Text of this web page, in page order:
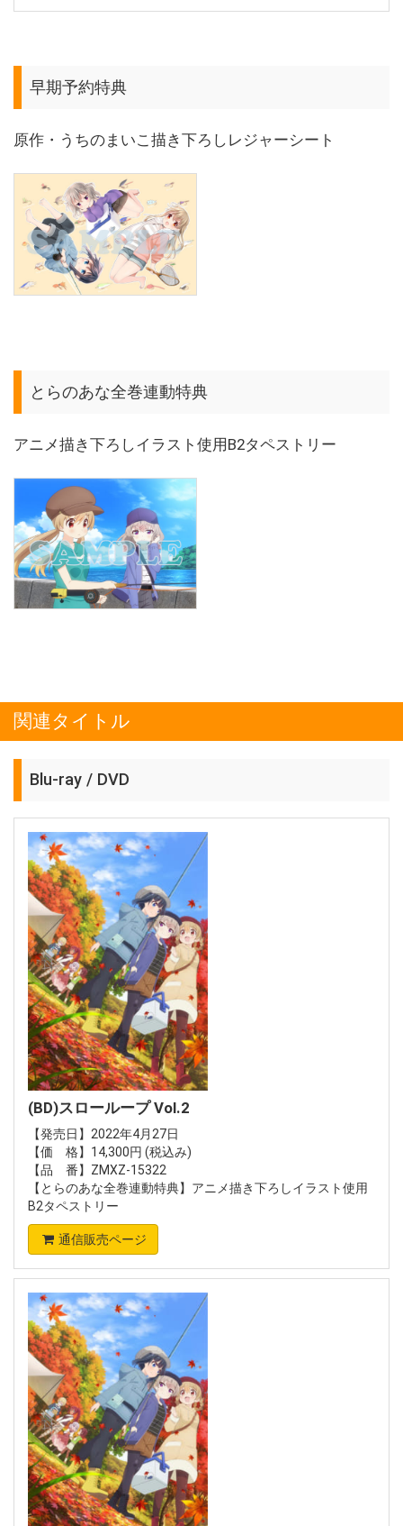
早期予約特典
原作・うちのまいこ描き下ろしレジャーシート
とらのあな全巻連動特典
アニメ描き下ろしイラスト使用B2タペストリー
関連タイトル
Blu-ray / DVD
(BD)スローループ Vol.2
【発売日】2022年4月27日
【価 格】14,300円 (税込み)
【品 番】ZMXZ-15322
【とらのあな全巻連動特典】アニメ描き下ろしイラスト使用
B2タペストリー
通信販売ページ